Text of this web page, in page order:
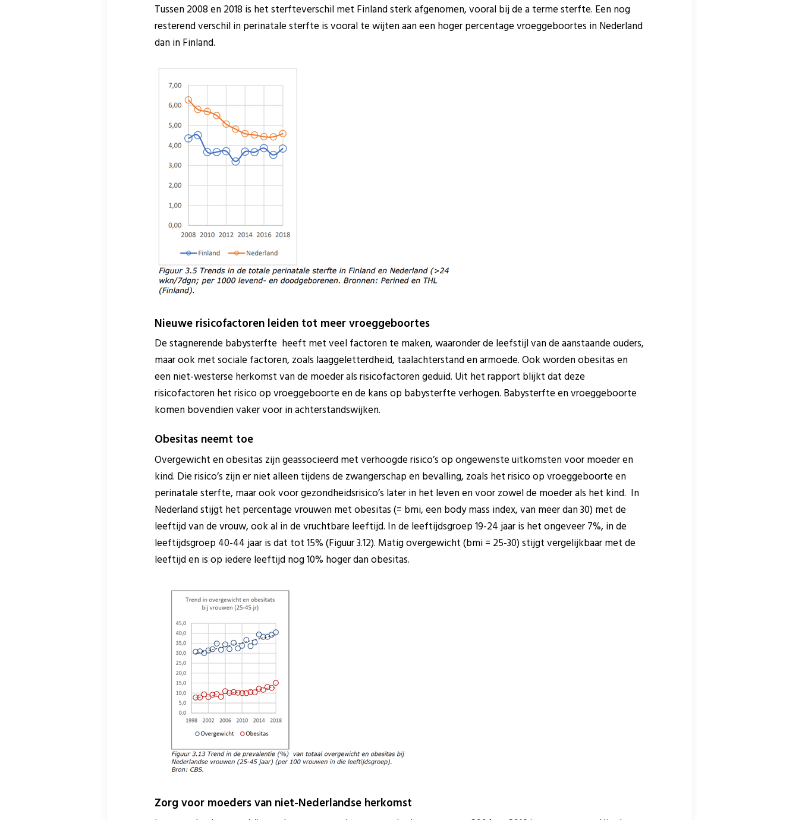
Tussen 2008 en 2018 is het sterfteverschil met Finland sterk afgenomen, vooral bij de a terme sterfte. Een nog
resterend verschil in perinatale sterfte is vooral te wijten aan een hoger percentage vroeggeboortes in Nederland
dan in Finland.
Nieuwe risicofactoren leiden tot meer vroeggeboortes
De stagnerende babysterfte heeft met veel factoren te maken, waaronder de leefstijl van de aanstaande ouders,
maar ook met sociale factoren, zoals laaggeletterdheid, taalachterstand en armoede. Ook worden obesitas en
een niet-westerse herkomst van de moeder als risicofactoren geduid. Uit het rapport blijkt dat deze
risicofactoren het risico op vroeggeboorte en de kans op babysterfte verhogen. Babysterfte en vroeggeboorte
komen bovendien vaker voor in achterstandswijken.
Obesitas neemt toe
Overgewicht en obesitas zijn geassocieerd met verhoogde risico’s op ongewenste uitkomsten voor moeder en
kind. Die risico’s zijn er niet alleen tijdens de zwangerschap en bevalling, zoals het risico op vroeggeboorte en
perinatale sterfte, maar ook voor gezondheidsrisico’s later in het leven en voor zowel de moeder als het kind. In
Nederland stijgt het percentage vrouwen met obesitas (= bmi, een body mass index, van meer dan 30) met de
leeftijd van de vrouw, ook al in de vruchtbare leeftijd. In de leeftijdsgroep 19-24 jaar is het ongeveer 7%, in de
leeftijdsgroep 40-44 jaar is dat tot 15% (Figuur 3.12). Matig overgewicht (bmi = 25-30) stijgt vergelijkbaar met de
leeftijd en is op iedere leeftijd nog 10% hoger dan obesitas.
Zorg voor moeders van niet-Nederlandse herkomst